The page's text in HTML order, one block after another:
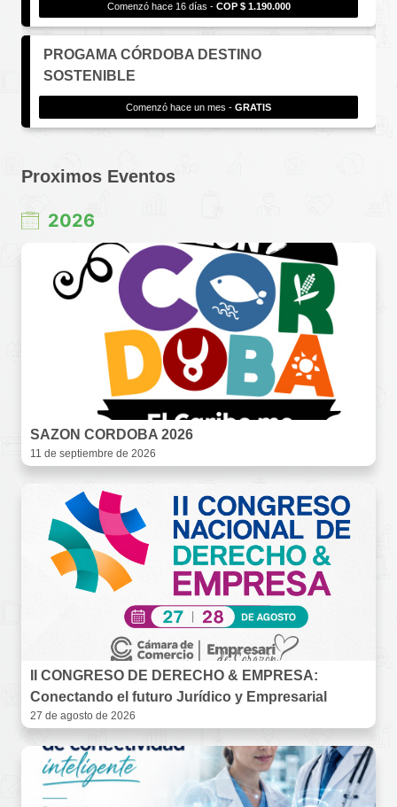
Comenzó hace 16 días - COP $ 1.190.000
PROGAMA CÓRDOBA DESTINO
SOSTENIBLE
Comenzó hace un mes - GRATIS
Proximos Eventos
2026
SAZON CORDOBA 2026
11 de septiembre de 2026
II CONGRESO DE DERECHO & EMPRESA:
Conectando el futuro Jurídico y Empresarial
27 de agosto de 2026